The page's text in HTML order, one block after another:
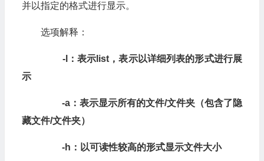
并以指定的格式进行显示。
选项解释：
-l ：表示list ，表示以详细列表的形式进行展
示
-a：表示显示所有的文件/文件夹（包含了隐
藏文件/文件夹）
-h：以可读性较高的形式显示文件大小